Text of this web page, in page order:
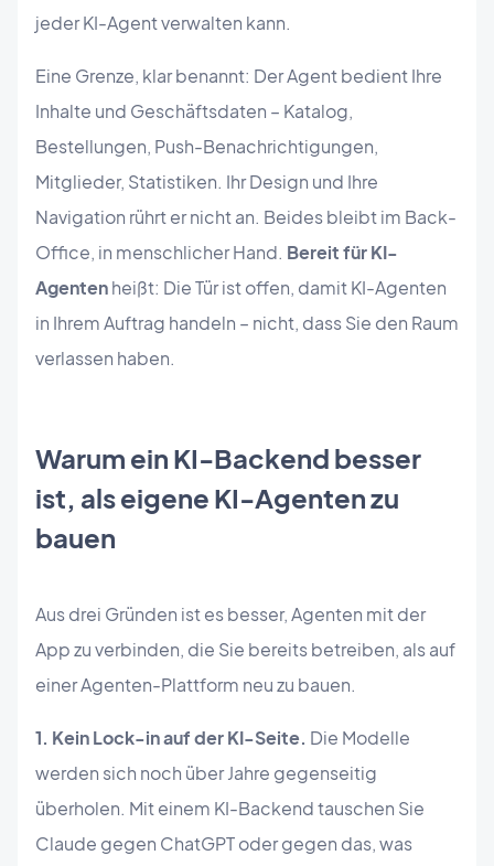
jeder KI-Agent verwalten kann.
Eine Grenze, klar benannt: Der Agent bedient Ihre
Inhalte und Geschäftsdaten – Katalog,
Bestellungen, Push-Benachrichtigungen,
Mitglieder, Statistiken. Ihr Design und Ihre
Navigation rührt er nicht an. Beides bleibt im Back-
Office, in menschlicher Hand. Bereit für KI-
Agentenheißt: Die Tür ist offen, damit KI-Agenten
in Ihrem Auftrag handeln – nicht, dass Sie den Raum
verlassen haben.
Warum ein KI-Backend besser
ist, als eigene KI-Agenten zu
bauen
Aus drei Gründen ist es besser, Agenten mit der
App zu verbinden, die Sie bereits betreiben, als auf
einer Agenten-Plattform neu zu bauen.
1. Kein Lock-in auf der KI-Seite. Die Modelle
werden sich noch über Jahre gegenseitig
überholen. Mit einem KI-Backend tauschen Sie
Claude gegen ChatGPT oder gegen das, was